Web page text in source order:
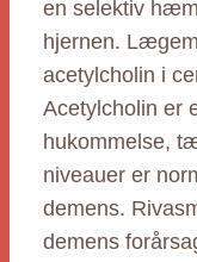
en selektiv
hjernen.
acetylcholin i
Acetylcholin er
hukommelse,
niveauer er
demens.
demens